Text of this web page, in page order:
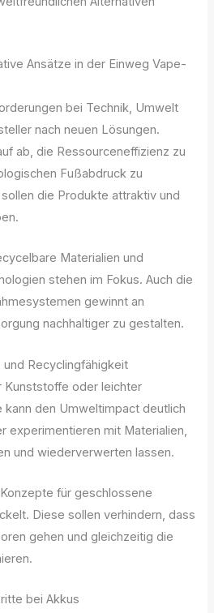
Ansätze in der Einweg Vape-
bei Technik, Umwelt
nach neuen Lösungen.
ab, die Ressourceneffizienz zu
Fußabdruck zu
die Produkte attraktiv und
Materialien und
stehen im Fokus. Auch die
gewinnt an
nachhaltiger zu gestalten.
Recyclingfähigkeit
Kunststoffe oder leichter
den Umweltimpact deutlich
experimentieren mit Materialien,
und wiederverwerten lassen.
für geschlossene
Diese sollen verhindern, dass
gehen und gleichzeitig die
bei Akkus